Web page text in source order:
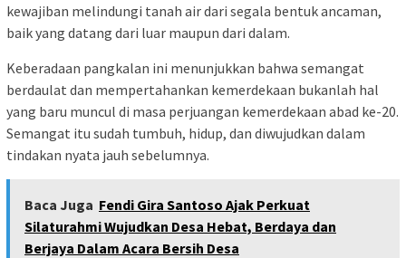
kewajiban melindungi tanah air dari segala bentuk ancaman,
baik yang datang dari luar maupun dari dalam.
Keberadaan pangkalan ini menunjukkan bahwa semangat
berdaulat dan mempertahankan kemerdekaan bukanlah hal
yang baru muncul di masa perjuangan kemerdekaan abad ke-20.
Semangat itu sudah tumbuh, hidup, dan diwujudkan dalam
tindakan nyata jauh sebelumnya.
Baca Juga Fendi Gira Santoso Ajak Perkuat
Silaturahmi Wujudkan Desa Hebat, Berdaya dan
Berjaya Dalam Acara Bersih Desa